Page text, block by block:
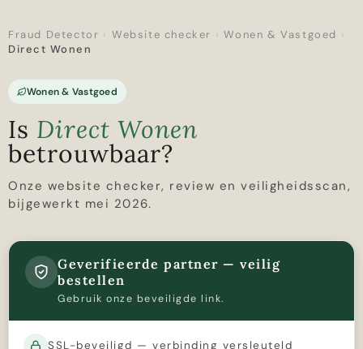
Fraud Detector › Website checker › Wonen & Vastgoed ›
Direct Wonen
Wonen & Vastgoed
Is Direct Wonen
betrouwbaar?
Onze website checker, review en veiligheidsscan,
bijgewerkt mei 2026.
Geverifieerde partner — veilig
bestellen
Gebruik onze beveiligde link.
SSL-beveiligd — verbinding versleuteld